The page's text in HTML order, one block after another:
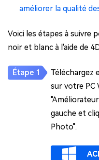
améliorer la qualité
Voici les étapes à suivre
noir et blanc à l'aide de
Téléchargez
sur votre PC
gauche et
Photo".